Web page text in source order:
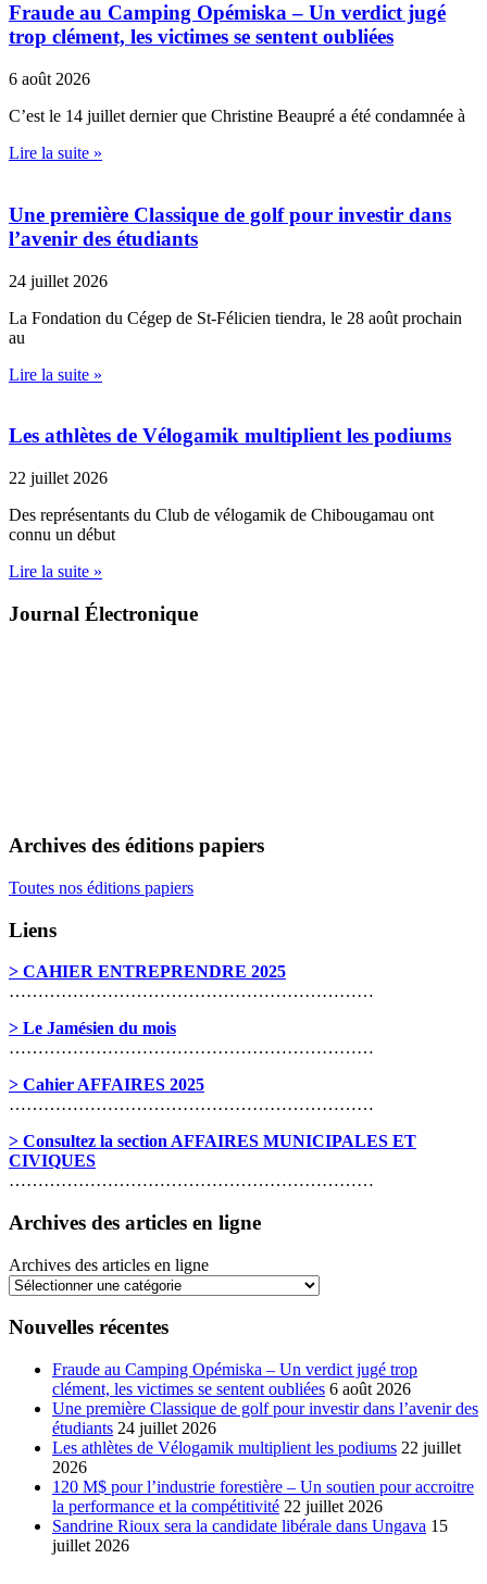
Fraude au Camping Opémiska – Un verdict jugé
trop clément, les victimes se sentent oubliées
6 août 2026
C’est le 14 juillet dernier que Christine Beaupré a été condamnée à
Lire la suite »
Une première Classique de golf pour investir dans
l’avenir des étudiants
24 juillet 2026
La Fondation du Cégep de St-Félicien tiendra, le 28 août prochain
au
Lire la suite »
Les athlètes de Vélogamik multiplient les podiums
22 juillet 2026
Des représentants du Club de vélogamik de Chibougamau ont
connu un début
Lire la suite »
Journal Électronique
Archives des éditions papiers
Toutes nos éditions papiers
Liens
> CAHIER ENTREPRENDRE 2025
………………………………………………………
> Le Jamésien du mois
………………………………………………………
> Cahier AFFAIRES 2025
………………………………………………………
> Consultez la section AFFAIRES MUNICIPALES ET
CIVIQUES
………………………………………………………
Archives des articles en ligne
Archives des articles en ligne
Nouvelles récentes
Fraude au Camping Opémiska – Un verdict jugé trop
clément, les victimes se sentent oubliées 6 août 2026
Une première Classique de golf pour investir dans l’avenir des
étudiants 24 juillet 2026
Les athlètes de Vélogamik multiplient les podiums 22 juillet
2026
120 M$ pour l’industrie forestière – Un soutien pour accroitre
la performance et la compétitivité 22 juillet 2026
Sandrine Rioux sera la candidate libérale dans Ungava 15
juillet 2026